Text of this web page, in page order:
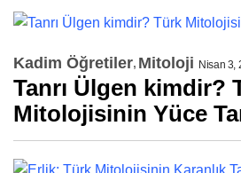
Kadim Öğretiler Mitoloji Nisan 3,
Tanrı Ülgen kimdir?
Mitolojisinin Yüce